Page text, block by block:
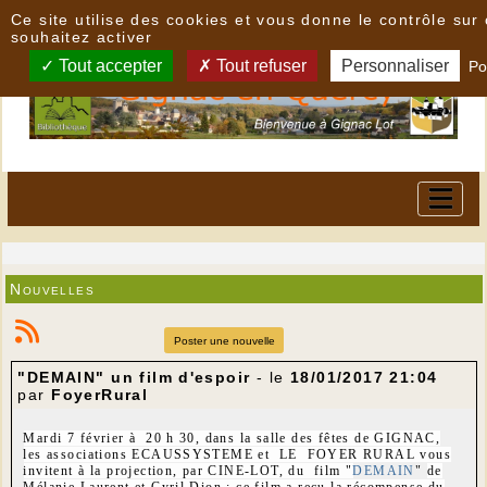
Nouvelles
Poster une nouvelle
"DEMAIN" un film d'espoir - le 18/01/2017 21:04
par FoyerRural
Mardi 7 février à 20 h 30, dans la salle des fêtes de GIGNAC,
les associations ECAUSSYSTEME et LE FOYER RURAL vous
invitent à la projection, par CINE-LOT, du film "DEMAIN" de
Ce site utilise des cookies et vous donne le contrôle sur
souhaitez activer
Tout accepter Tout refuser Personnaliser